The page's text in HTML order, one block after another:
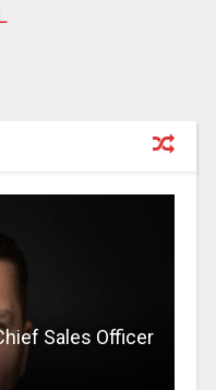
Sales Officer